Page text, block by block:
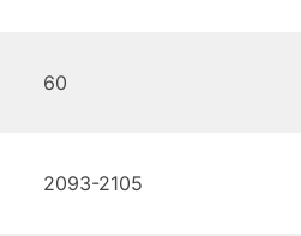
60
2093-2105